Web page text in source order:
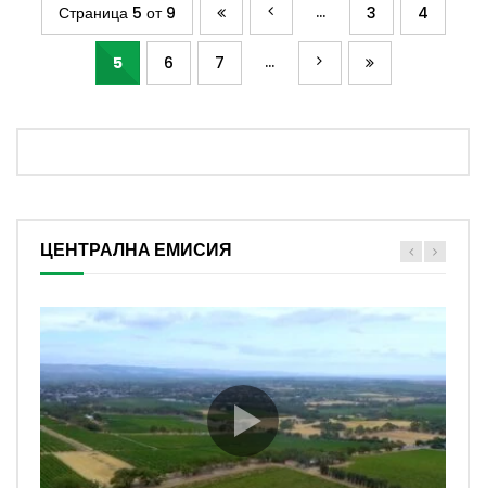
Страница 5 от 9 ... 3 4
5 6 7 ...
ЦЕНТРАЛНА ЕМИСИЯ